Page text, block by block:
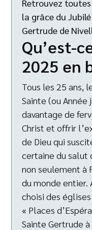
Retrouvez
la grâce du
Gertrude de
Qu’est-
2025 en
Tous les 25 ans,
Sainte (ou
davantage de
Christ et offrir
de Dieu qui
certaine du salut
non seulement à
du monde entier.
choisi des
« Places
Sainte Gertrude